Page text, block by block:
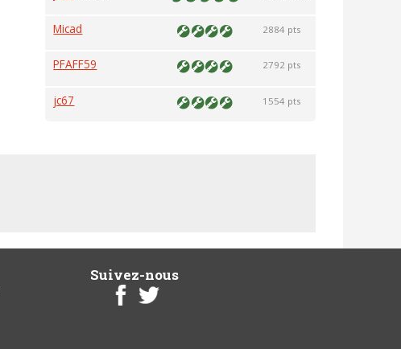
Micad 2884 pts
PFAFF59 2792 pts
jc67 1554 pts
Suivez-nous